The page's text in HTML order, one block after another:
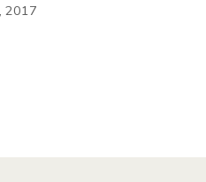
2017